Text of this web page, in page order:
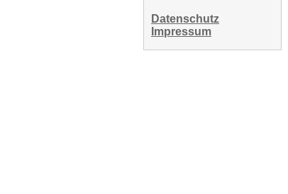
Datenschutz
Impressum